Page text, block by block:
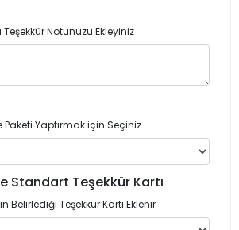
Notunuzu Ekleyiniz
Paketi Yaptırmak için Seçiniz
Standart Teşekkür Kartı
Belirlediği Teşekkür Kartı Eklenir